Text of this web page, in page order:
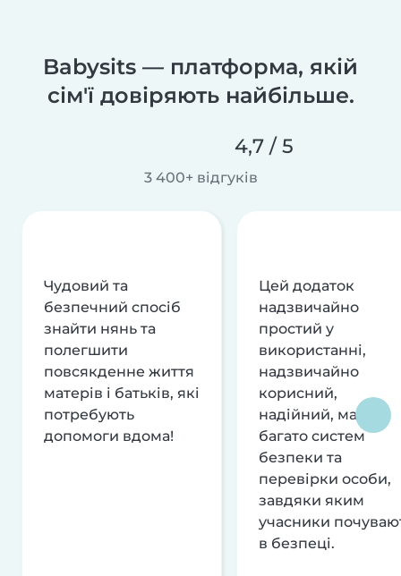
Babysits — платформа, якій
сім'ї довіряють найбільше.
4,7 / 5
3 400+ відгуків
Чудовий та
безпечний спосіб
знайти нянь та
полегшити
повсякденне життя
матерів і батьків, які
потребують
допомоги вдома!
Цей додаток
надзвичайно
простий у
використанні,
надзвичайно
корисний,
надійний, має
багато систем
безпеки та
перевірки особи,
завдяки яким
учасники
в безпеці.